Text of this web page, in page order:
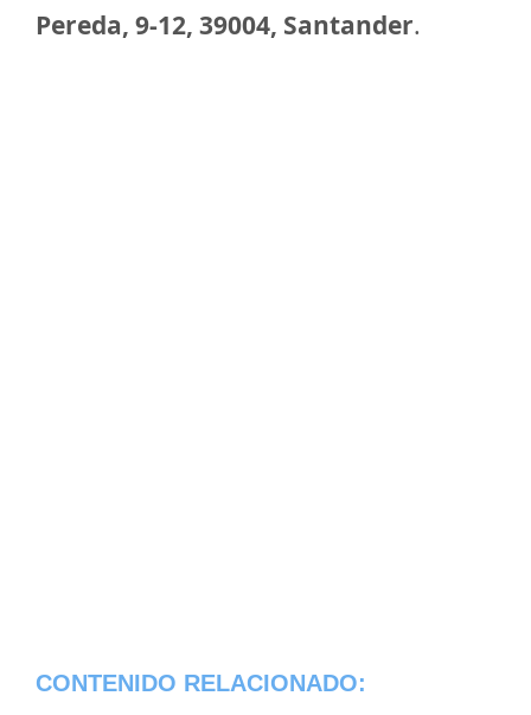
Pereda, 9-12, 39004, Santander.
CONTENIDO RELACIONADO: